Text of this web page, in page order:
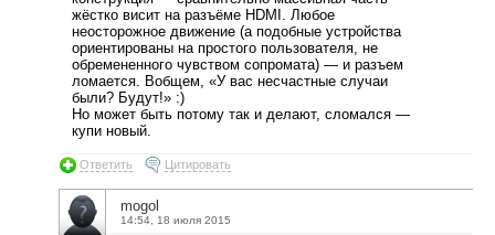
жёстко висит на разъёме HDMI. Любое
неосторожное движение (а подобные устройства
ориентированы на простого пользователя, не
обремененного чувством сопромата) — и разъем
ломается. Вобщем, «У вас несчастные случаи
были? Будут!» :)
Но может быть потому так и делают, сломался —
купи новый.
Ответить Цитировать
mogol
14:54, 18 июля 2015